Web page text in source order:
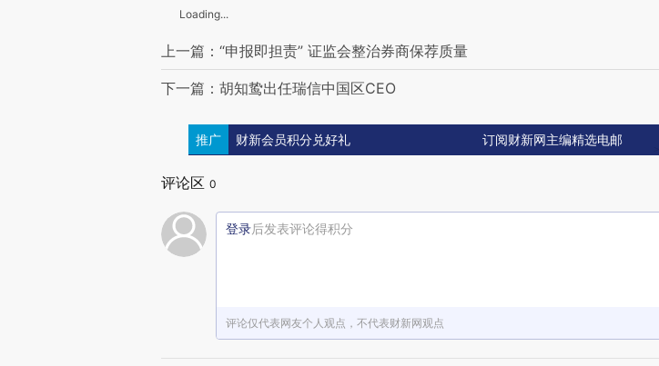
Loading...
上一篇：“申报即担责” 证监会整治券商保荐质量
下一篇：胡知鸷出任瑞信中国区CEO
推广 财新会员积分兑好礼 订阅财新网主编精选电邮
评论区 0
登录后发表评论得积分
评论仅代表网友个人观点，不代表财新网观点